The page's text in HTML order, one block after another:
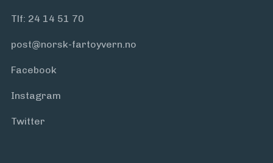
Tlf: 24 14 51 70
post@norsk-fartoyvern.no
Facebook
Instagram
Twitter